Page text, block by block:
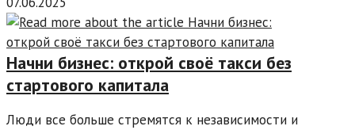
Начни бизнес: открой своё такси без
стартового капитала
Люди все больше стремятся к независимости и